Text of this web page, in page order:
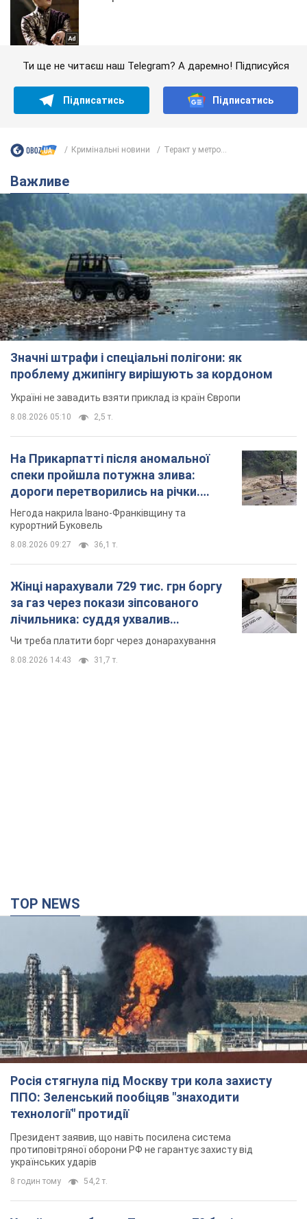
Ти ще не читаєш наш Telegram? А даремно! Підписуйся
Підписатись Підписатись
Кримінальні новини Теракт у метро...
Важливе
Значні штрафи і спеціальні полігони: як
проблему джипінгу вирішують за кордоном
Україні не завадить взяти приклад із країн Європи
8.08.2026 05:10 2,5 т.
На Прикарпатті після аномальної
спеки пройшла потужна злива:
дороги перетворились на річки.
Відео
Негода накрила Івано-Франківщину та
курортний Буковель
8.08.2026 09:27 36,1 т.
Жінці нарахували 729 тис. грн боргу
за газ через покази зіпсованого
лічильника: суддя ухвалив
неочікуване рішення
Чи треба платити борг через донарахування
8.08.2026 14:43 31,7 т.
TOP NEWS
Росія стягнула під Москву три кола захисту
ППО: Зеленський пообіцяв "знаходити
технології" протидії
Президент заявив, що навіть посилена система
протиповітряної оборони РФ не гарантує захисту від
українських ударів
8 годин тому 54,2 т.